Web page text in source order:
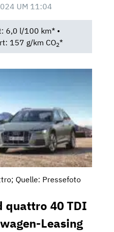
UM 11:04
6,0 l/100 km* •
157 g/km CO2*
Quelle: Pressefoto
quattro 40 TDI
Leasing